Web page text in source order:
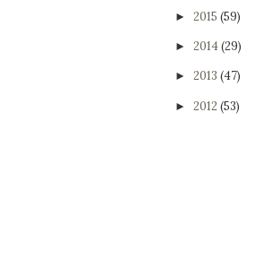
► 2015 (59)
► 2014(29)
► 2013 (47)
► 2012 (53)